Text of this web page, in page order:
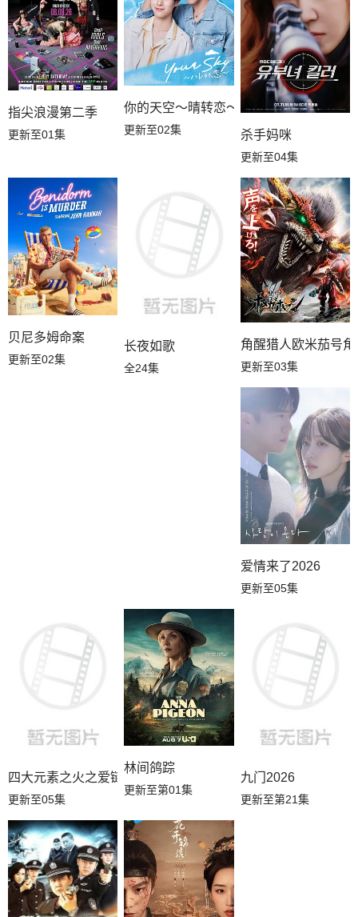
大侠卢小鱼之夕阳红战队第12集大侠卢小鱼之夕阳红战队第11集大侠卢小鱼之夕阳红战
大侠卢小鱼之夕阳红战队第9集大侠卢小鱼之夕阳红战队第8集大侠卢小鱼之夕阳红战
大侠卢小鱼之夕阳红战队第6集大侠卢小鱼之夕阳红战队第5集大侠卢小鱼之夕阳红战
大侠卢小鱼之夕阳红战队第2集大侠卢小鱼之夕阳红战
指尖浪漫第二季
更新至01集
你的天空～晴转恋～
更新至02集 杀手妈咪
更新至04集
贝尼多姆命案
更新至02集
长夜如歌
全24集
角醒猎人欧米茄号角
更新至03集
爱情来了2026
更新至05集
四大元素之火之爱链
更新至05集
林间鸽踪
更新至第01集
九门2026
更新至第21集